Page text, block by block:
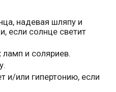
надевая шляпу и
если солнце светит
ламп и соляриев.
и/или гипертонию, если